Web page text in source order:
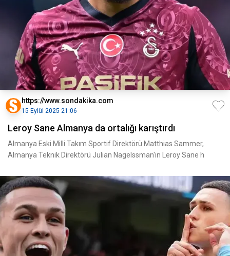
https://www.sondakika.com
15 Eylül 2025 21:06
Leroy Sane Almanya da ortalığı karıştırdı
Almanya Eski Milli Takım Sportif Direktörü Matthias Sammer,
Almanya Teknik Direktörü Julian Nagelssman'ın Leroy Sane h